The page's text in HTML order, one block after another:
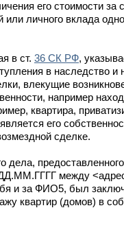
его стоимости за
личного вклада
в ст. 36 СК РФ,
в наследство и
влекущие
например
квартира,
его
сделке.
дела,
ДД.ММ.ГГГГ между
и за ФИО5, был
квартир (домов) в